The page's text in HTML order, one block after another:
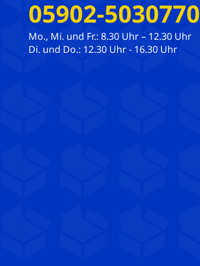
05902-5030770
Mo., Mi. und Fr.: 8.30 Uhr – 12.30 Uhr
Di. und Do.: 12.30 Uhr - 16.30 Uhr